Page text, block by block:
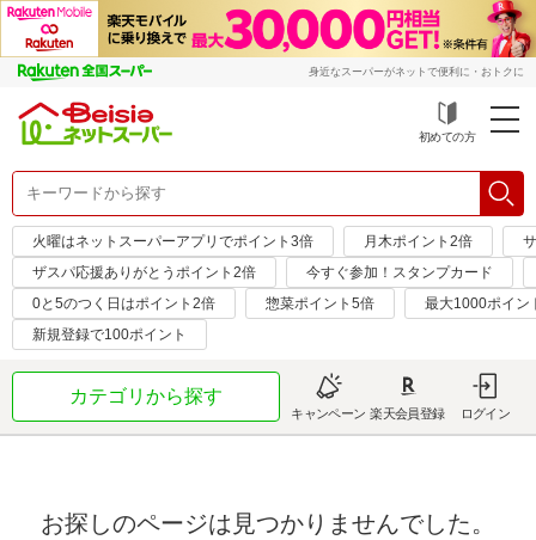
身近なスーパーがネットで便利に・おトクに
初めての方
火曜はネットスーパーアプリでポイント3倍 月木ポイント2倍
ザスパ応援ありがとうポイント2倍
今すぐ参加！スタンプカード
0と5のつく日はポイント2倍
惣菜ポイント5倍
最大1000ポイン
新規登録で100ポイント
カテゴリから探す
キャンペーン 楽天会員登録 ログイン
お探しのページは見つかりませんでした。